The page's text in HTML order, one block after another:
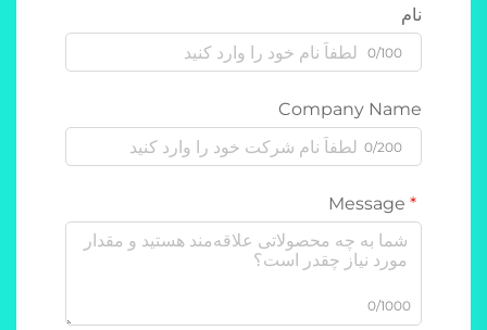
نام
0/100
Company Name
0/200
0/1000